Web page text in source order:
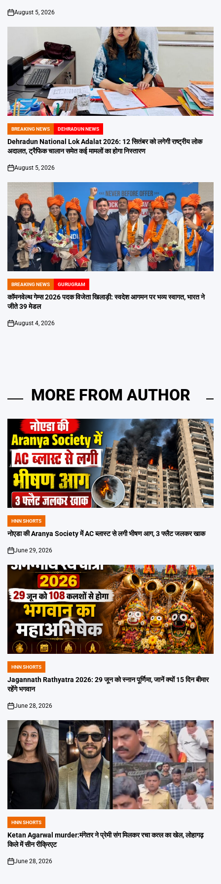
on
August 5, 2026
POSTED
IN
BREAKING NEWS DEHRADUN NEWS
Dehradun National Lok Adalat 2026: 12 सितंबर को लगेगी राष्ट्रीय लोक
अदालत, ट्रैफिक चालान समेत कई मामलों का होगा निस्तारण
on
August 5, 2026
POSTED
IN
BREAKING NEWS GURUGRAM
कॉमनवेल्थ गेम्स 2026 पदक विजेता खिलाड़ी: स्वदेश आगमन पर भव्य स्वागत, भारत ने
जीते 39 मेडल
on
August 4, 2026
MORE FROM AUTHOR
POSTED
IN
HNN SHORTS
नोएडा की Aranya Society में AC ब्लास्ट से लगी भीषण आग, 3 फ्लैट जलकर खाक
on
June 29, 2026
POSTED
IN
HNN SHORTS
Jagannath Rathyatra 2026: 29 जून को स्नान पूर्णिमा, जानें क्यों 15 दिन बीमार
रहेंगे भगवान
on
June 28, 2026
POSTED
IN
HNN SHORTS
Ketan Agarwal murder:मंगेतर ने प्रेमी संग मिलकर रचा कत्ल का खेल, लोहागढ़
किले में सीन रीक्रिएट
on
June 28, 2026